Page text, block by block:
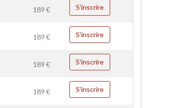
189€ S'inscrire
189€ S'inscrire
189€ S'inscrire
189€ S'inscrire